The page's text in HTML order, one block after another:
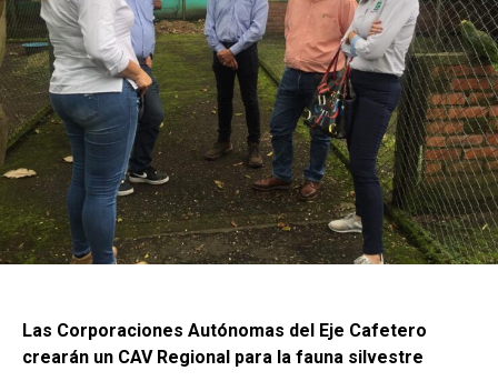
Las Corporaciones Autónomas del Eje Cafetero
crearán un CAV Regional para la fauna silvestre